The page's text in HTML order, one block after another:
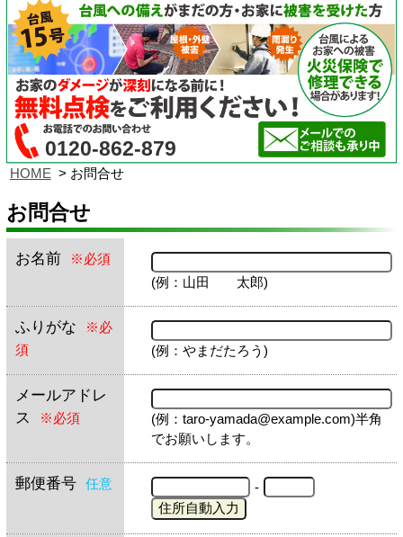
0120-862-879
HOME お問合せ
お問合せ
お名前
※必須
(例：山田 太郎)
ふりがな
※必
須
(例：やまだたろう)
メールアドレ
ス
※必須
(例：taro-yamada@example.com)半角
でお願いします。
郵便番号 任意 -